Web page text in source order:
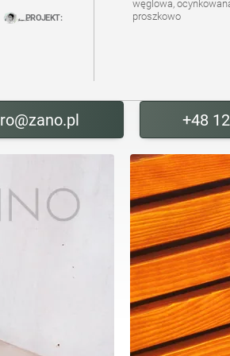
PROJEKT:
węglowa,
proszkowo
+48